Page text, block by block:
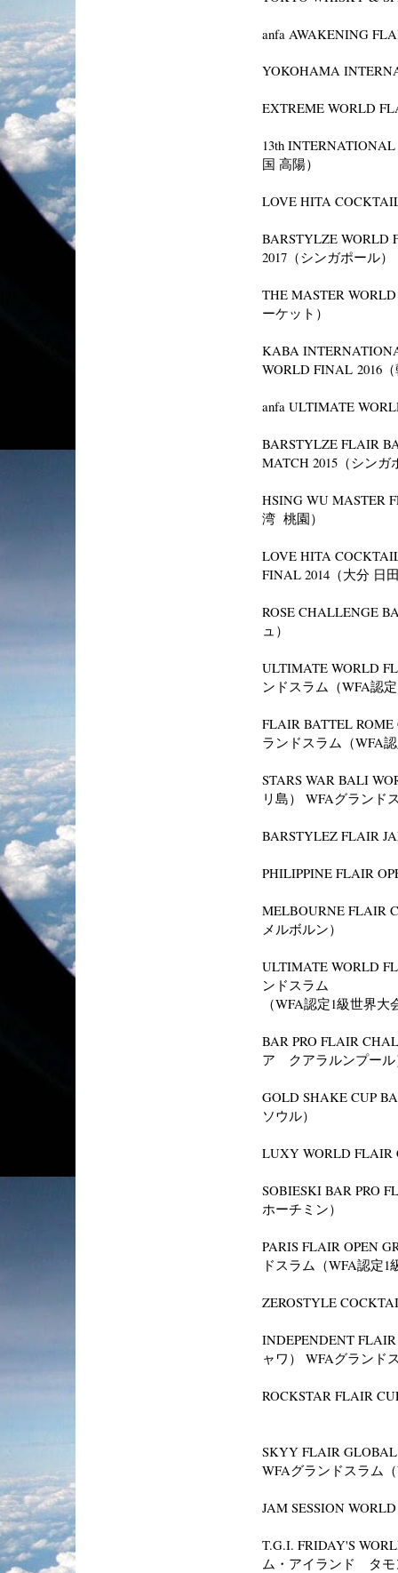
anfa AWAKENING
YOKOHAMA
EXTREME WORLD
13th
国 高陽）
LOVE HITA
BARSTYLZE WORLD
2017（シンガポール）
THE MASTER
ーケット）
KABA
WORLD FINAL 2016
anfa ULTIMATE
BARSTYLZE FLAIR
MATCH 2015（シン
HSING WU MASTER
湾 桃園）
LOVE HITA
FINAL 2014（大分 日
ROSE CHALLENGE
ュ）
ULTIMATE WORLD
ンドスラム（WFA認
FLAIR BATTEL
ランドスラム（WFA
STARS WAR BALI
リ島） WFAグランド
BARSTYLEZ FLAIR
PHILIPPINE FLAIR
MELBOURNE FLAIR
メルボルン）
ULTIMATE WORLD
ンドスラム
（WFA認定1級世界大
BAR PRO FLAIR
ア クアラルンプール
GOLD SHAKE CUP
ソウル）
LUXY WORLD
SOBIESKI BAR PRO
ホーチミン）
PARIS FLAIR OPEN
ドスラム（WFA認定1
ZEROSTYLE
INDEPENDENT
ャワ） WFAグランド
ROCKSTAR FLAIR
SKYY FLAIR
WFAグランドスラム
JAM SESSION
T.G.I. FRIDAY'S
ム・アイランド タモ